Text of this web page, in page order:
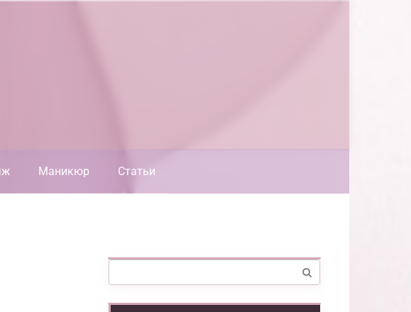
Маникюр Статьи